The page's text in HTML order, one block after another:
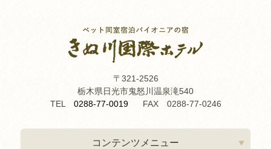
〒321-2526
栃木県日光市鬼怒川温泉滝540
TEL 0288-77-0019 FAX 0288-77-0246
コンテンツメニュー